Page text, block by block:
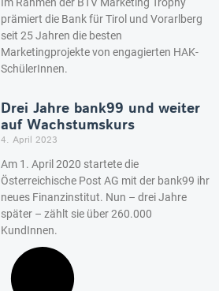
prämiert die Bank für Tirol und Vorarlberg
seit 25 Jahren die besten
Marketingprojekte von engagierten HAK-
SchülerInnen.
Drei Jahre bank99 und weiter
auf Wachstumskurs
4. April 2023
Am 1. April 2020 startete die
Österreichische Post AG mit der bank99 ihr
neues Finanzinstitut. Nun – drei Jahre
später – zählt sie über 260.000
KundInnen.